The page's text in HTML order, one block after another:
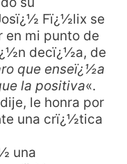
Fï¿½lix se
mi punto de
decï¿½a, de
que enseï¿½a
la positiva«.
le honra por
una crï¿½tica
una